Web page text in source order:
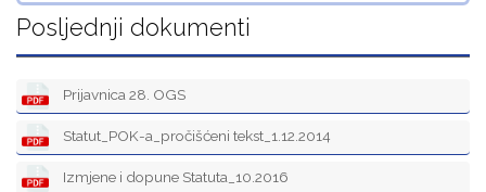
Posljednji dokumenti
Prijavnica 28. OGS
Statut_POK-a_pročišćeni tekst_1.12.2014
Izmjene i dopune Statuta_10.2016